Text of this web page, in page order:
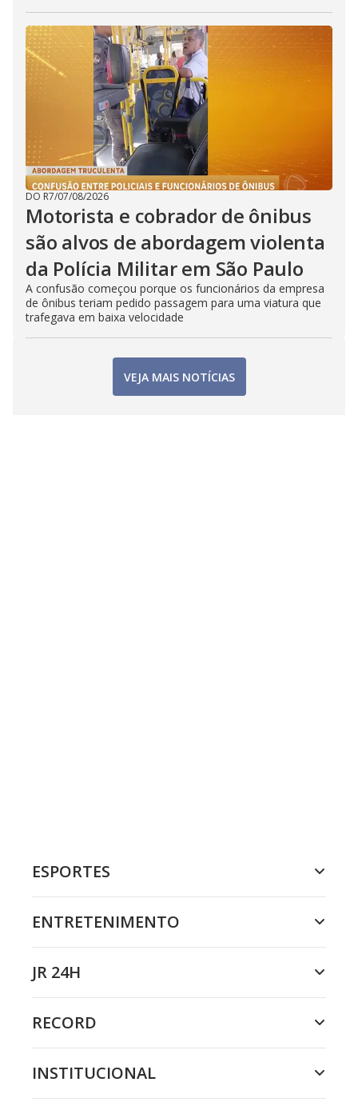
DO R7/07/08/2026
Motorista e cobrador de ônibus
são alvos de abordagem violenta
da Polícia Militar em São Paulo
A confusão começou porque os funcionários da empresa
de ônibus teriam pedido passagem para uma viatura que
trafegava em baixa velocidade
VEJA MAIS NOTÍCIAS
ESPORTES
ENTRETENIMENTO
JR 24H
RECORD
INSTITUCIONAL